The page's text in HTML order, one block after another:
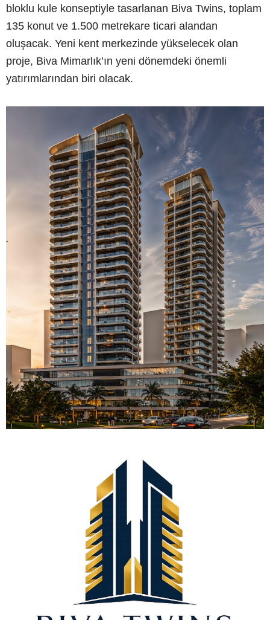
bloklu kule konseptiyle tasarlanan Biva Twins, toplam
135 konut ve 1.500 metrekare ticari alandan
oluşacak. Yeni kent merkezinde yükselecek olan
proje, Biva Mimarlık’ın yeni dönemdeki önemli
yatırımlarından biri olacak.